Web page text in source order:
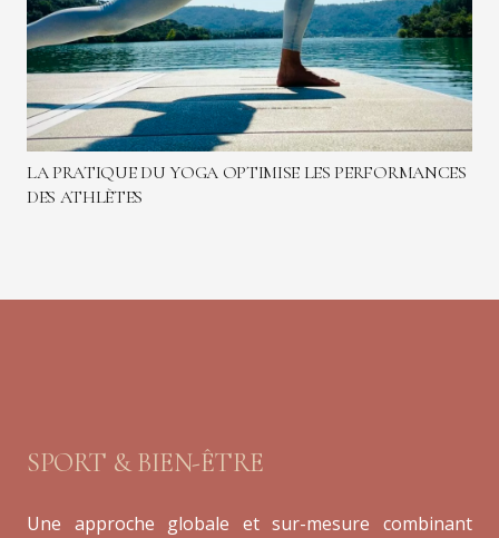
LA PRATIQUE DU YOGA OPTIMISE LES PERFORMANCES
DES ATHLÈTES
SPORT & BIEN-ÊTRE
Une approche globale et sur-mesure combinant